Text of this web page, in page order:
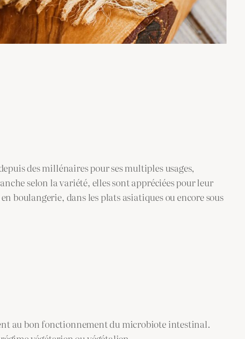
des millénaires pour ses multiples usages,
selon la variété, elles sont appréciées pour leur
boulangerie, dans les plats asiatiques ou encore sous
au bon fonctionnement du microbiote intestinal.